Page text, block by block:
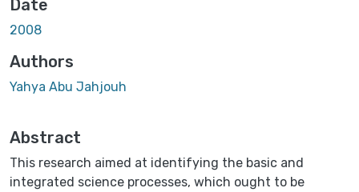
Date
2008
Authors
Yahya Abu Jahjouh
Abstract
This research aimed at identifying the basic and
integrated science ‎processes, which ought to be